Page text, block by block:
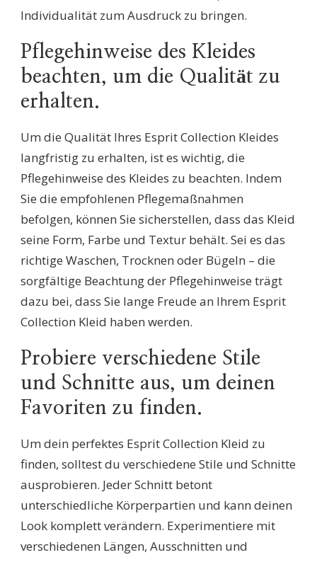
Individualität zum Ausdruck zu bringen.
Pflegehinweise des Kleides
beachten, um die Qualität zu
erhalten.
Um die Qualität Ihres Esprit Collection Kleides
langfristig zu erhalten, ist es wichtig, die
Pflegehinweise des Kleides zu beachten. Indem
Sie die empfohlenen Pflegemaßnahmen
befolgen, können Sie sicherstellen, dass das Kleid
seine Form, Farbe und Textur behält. Sei es das
richtige Waschen, Trocknen oder Bügeln – die
sorgfältige Beachtung der Pflegehinweise trägt
dazu bei, dass Sie lange Freude an Ihrem Esprit
Collection Kleid haben werden.
Probiere verschiedene Stile
und Schnitte aus, um deinen
Favoriten zu finden.
Um dein perfektes Esprit Collection Kleid zu
finden, solltest du verschiedene Stile und Schnitte
ausprobieren. Jeder Schnitt betont
unterschiedliche Körperpartien und kann deinen
Look komplett verändern. Experimentiere mit
verschiedenen Längen, Ausschnitten und